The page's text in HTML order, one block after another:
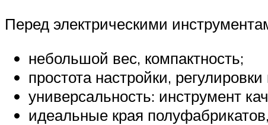
Перед электрическими
небольшой вес, компактность;
простота настройки,
универсальность: инструмент
идеальные края